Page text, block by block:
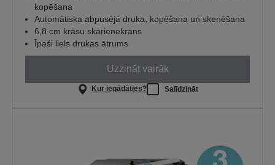
kopēšana
Automātiska abpusējā druka, kopēšana un skenēšana
6,8 cm krāsu skārienekrāns
Īpaši liels drukas ātrums
Uzzināt vairāk
Kur iegādāties? Salīdzināt